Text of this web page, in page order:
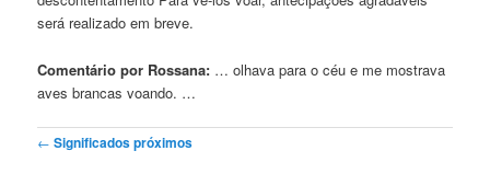
será realizado em breve.
Comentário por Rossana: … olhava para o céue me mostrava
aves brancas voando. …
Post navigation
← Significados próximos